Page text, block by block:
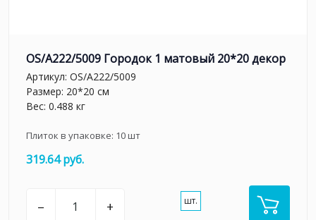
OS/A222/5009 Городок 1 матовый 20*20 декор
Артикул: OS/A222/5009
Размер: 20*20 см
Вес: 0.488 кг
Плиток в упаковке: 10шт
319.64 руб.
– + шт.